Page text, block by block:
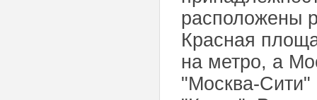
расположены
Красная
на метро, а
"Москва-Сити"